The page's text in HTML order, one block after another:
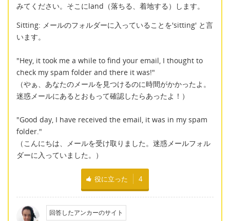
みてください。そこにland（落ちる、着地する）します。
Sitting: メールのフォルダーに入っていることを'sitting' と言
います。
"Hey, it took me a while to find your email, I thought to
check my spam folder and there it was!"
（やぁ、あなたのメールを見つけるのに時間がかかったよ。
迷惑メールにあるとおもって確認したらあったよ！）
"Good day, I have received the email, it was in my spam
folder."
（こんにちは、メールを受け取りました。迷惑メールフォル
ダーに入っていました。）
役に立った 4
回答したアンカーのサイト